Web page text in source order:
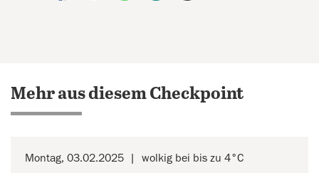
Mehr aus diesem Checkpoint
Montag, 03.02.2025 wolkig bei bis zu 4°C